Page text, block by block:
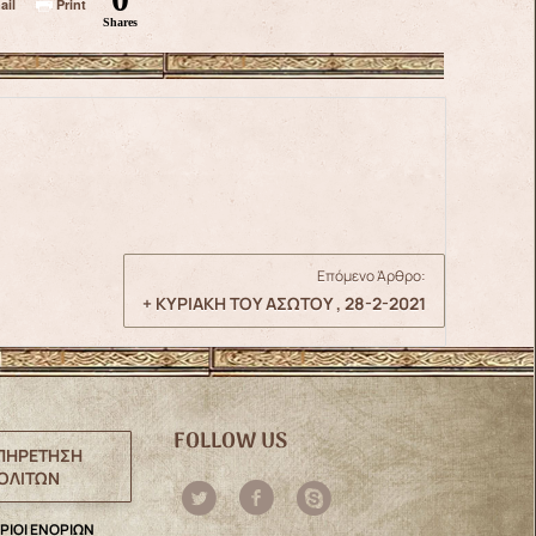
Print
Shares
Επόμενο Άρθρο:
+ ΚΥΡΙΑΚΗ ΤΟΥ ΑΣΩΤΟΥ , 28-2-2021
ΕΝΟΡΙΩΝ
FOLLOW US